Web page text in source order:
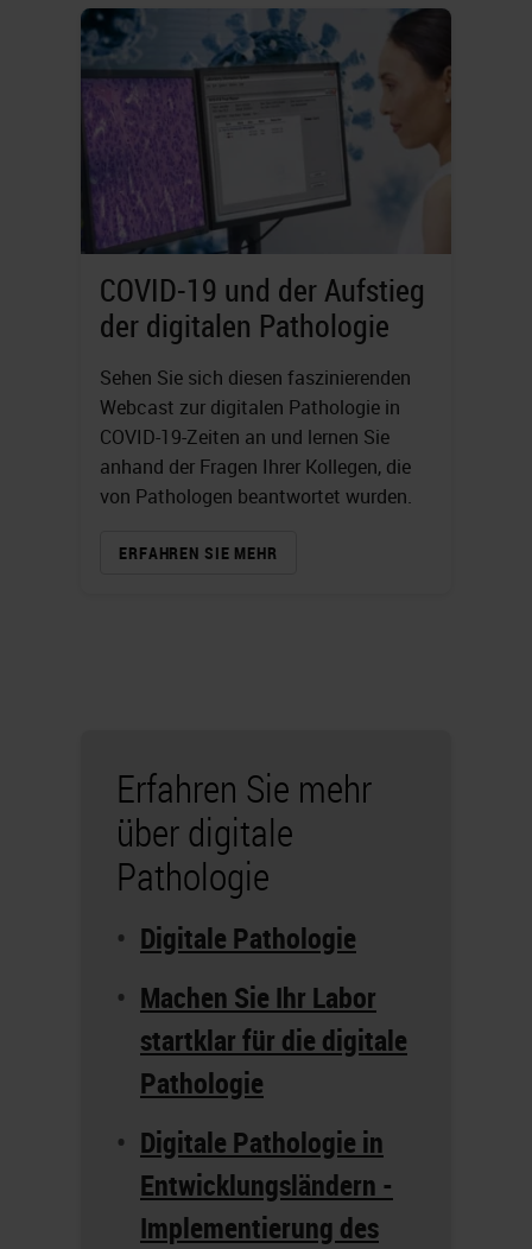
COVID-19 und der Aufstieg
der digitalen Pathologie
Sehen Sie sich diesen faszinierenden
Webcast zur digitalen Pathologie in
COVID-19-Zeiten an und lernen Sie
anhand der Fragen Ihrer Kollegen, die
von Pathologen beantwortet wurden.
ERFAHREN SIE MEHR
Erfahren Sie mehr
über digitale
Pathologie
Digitale Pathologie
Machen Sie Ihr Labor
startklar für die digitale
Pathologie
Digitale Pathologie in
Entwicklungsländern -
Implementierung des